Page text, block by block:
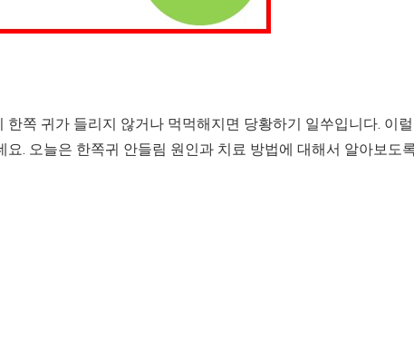
쪽 귀가 들리지 않거나 먹먹해지면 당황하기 일쑤입니다. 이럴
. 오늘은 한쪽귀 안들림 원인과 치료 방법에 대해서 알아보도